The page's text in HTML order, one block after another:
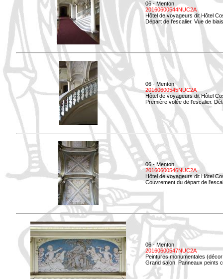
06 - Menton
20160600544NUC2A
Hôtel de voyageurs dit Hôtel
Départ de l'escalier. Vue de
06 - Menton
20160600545NUC2A
Hôtel de voyageurs dit Hôtel
Première volée de l'escalier.
06 - Menton
20160600546NUC2A
Hôtel de voyageurs dit Hôtel
Couvrement du départ de
06 - Menton
20160600547NUC2A
Peintures monumentales
Grand salon. Panneaux peints